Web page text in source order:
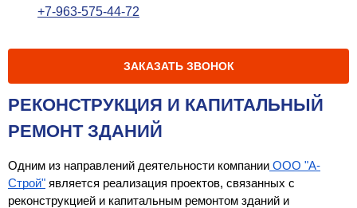
+7-963-575-44-72
ЗАКАЗАТЬ ЗВОНОК
РЕКОНСТРУКЦИЯ И КАПИТАЛЬНЫЙ
РЕМОНТ ЗДАНИЙ
Одним из направлений деятельности компании ООО "А-
Строй" является реализация проектов, связанных с
реконструкцией и капитальным ремонтом зданий и